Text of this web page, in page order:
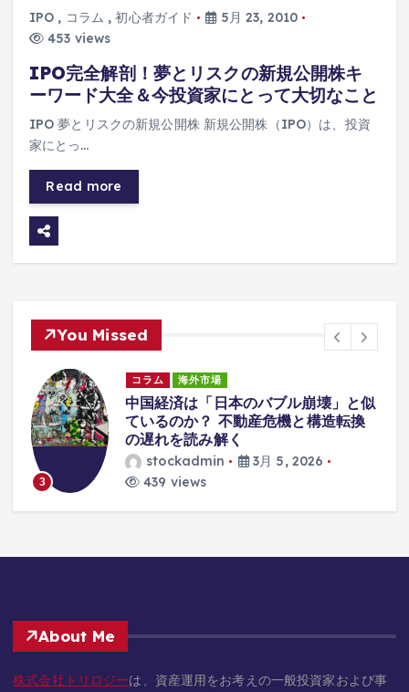
IPO , コラム ,初心者ガイド
5月 23, 2010
453 views
IPO完全解剖！夢とリスクの新規公開株キ
ーワード大全＆今投資家にとって大切なこと
IPO 夢とリスクの新規公開株 新規公開株（IPO）は、投資
家にとっ…
Read more
You Missed
3
コラム 海外市場
中国経済は「日本のバブル崩壊」と似
ているのか？ 不動産危機と構造転換
の遅れを読み解く
stockadmin
3月 5, 2026
439 views
About Me
株式会社トリロジーは、資産運用をお考えの一般投資家および事